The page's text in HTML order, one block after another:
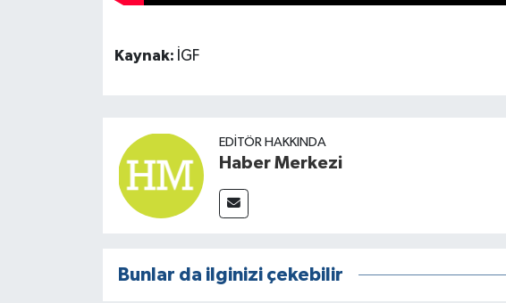
Kaynak: İGF
EDITÖR HAKKINDA
Haber Merkezi
Bunlar da ilginizi çekebilir